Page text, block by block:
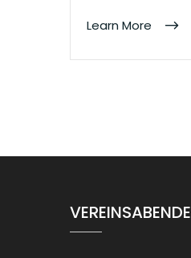
Learn More
VEREINSABENDE